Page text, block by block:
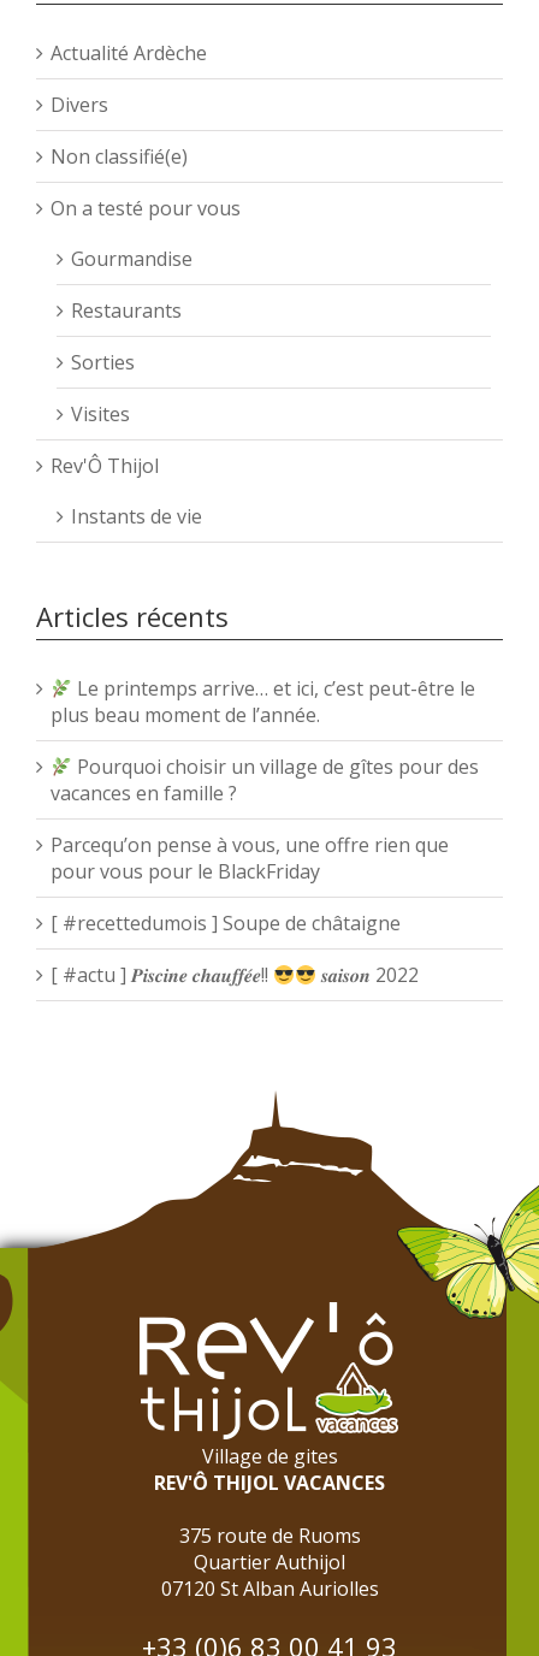
Actualité Ardèche
Divers
Non classifié(e)
On a testé pour vous
Gourmandise
Restaurants
Sorties
Visites
Rev'Ô Thijol
Instants de vie
Articles récents
Le printemps arrive… et ici, c’est peut-être le
plus beau moment de l’année.
Pourquoi choisir un village de gîtes pour des
vacances en famille ?
Parcequ’on pense à vous, une offre rien que
pour vous pour le BlackFriday
[ #recettedumois ] Soupe de châtaigne
[ #actu ] 𝑷𝒊𝒔𝒄𝒊𝒏𝒆 𝒄𝒉𝒂𝒖𝒇𝒇𝒆́𝒆!!
𝒔𝒂𝒊𝒔𝒐𝒏 2022
Village de gites
REV'Ô THIJOL VACANCES
375 route de Ruoms
Quartier Authijol
07120 St Alban Auriolles
+33 (0)6 83 00 41 93